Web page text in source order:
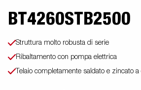
BT4260STB2500
Struttura molto robusta di serie
Ribaltamento con pompa elettrica
Telaio completamente saldato e zincato